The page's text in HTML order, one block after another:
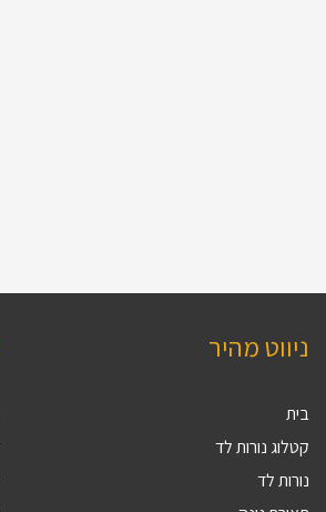
ניווט מהיר
בית
קטלוג נורות לד
נורות לד